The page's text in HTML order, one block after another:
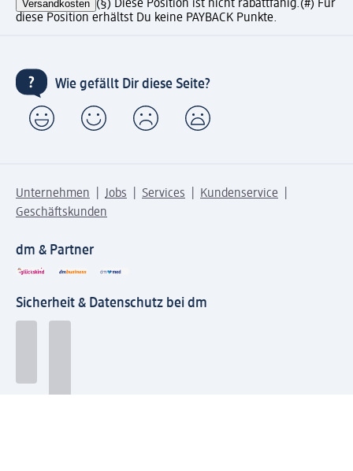
Versandkosten (§) Diese Position ist nicht rabattfähig.(#) Für
diese Position erhältst Du keine PAYBACK Punkte.
Wie gefällt Dir diese Seite?
Unternehmen Jobs Services
Kundenservice
Geschäftskunden
dm & Partner
Sicherheit & Datenschutz bei dm